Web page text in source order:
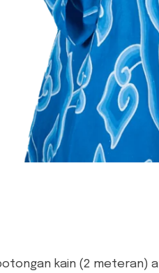
kain (2 meteran)